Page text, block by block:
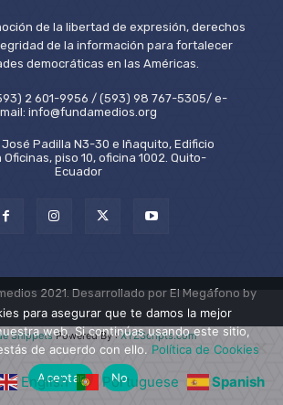
de la libertad de expresión, derechos
de la información para fortalecer
democráticas en las Américas.
2 601-9956 / (593) 98 767-5305/ e-
mail: info@fundamedios.org
Padilla N3-30 e Iñaquito, Edificio
piso 10, oficina 1002. Quito-
Ecuador
2021. Desarrollado por El Megáfono by
English Portuguese Spanish
SnippetsPowered By :XYZScripts.com
para asegurar que te damos la mejor
web. Si continúas usando este sitio,
de acuerdo con ello. Política de Cookies
Aceptar
No